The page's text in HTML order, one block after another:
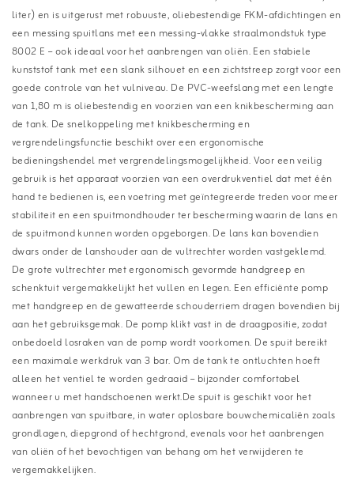
liter) en is uitgerust met robuuste, oliebestendige FKM-afdichtingen en
een messing spuitlans met een messing-vlakke straalmondstuk type
8002 E – ook ideaal voor het aanbrengen van oliën. Een stabiele
kunststof tank met een slank silhouet en een zichtstreep zorgt voor een
goede controle van het vulniveau. De PVC-weefslang met een lengte
van 1,80 m is oliebestendig en voorzien van een knikbescherming aan
de tank. De snelkoppeling met knikbescherming en
vergrendelingsfunctie beschikt over een ergonomische
bedieningshendel met vergrendelingsmogelijkheid. Voor een veilig
gebruik is het apparaat voorzien van een overdrukventiel dat met één
hand te bedienen is, een voetring met geïntegreerde treden voor meer
stabiliteit en een spuitmondhouder ter bescherming waarin de lans en
de spuitmond kunnen worden opgeborgen. De lans kan bovendien
dwars onder de lanshouder aan de vultrechter worden vastgeklemd.
De grote vultrechter met ergonomisch gevormde handgreep en
schenktuit vergemakkelijkt het vullen en legen. Een efficiënte pomp
met handgreep en de gewatteerde schouderriem dragen bovendien bij
aan het gebruiksgemak. De pomp klikt vast in de draagpositie, zodat
onbedoeld losraken van de pomp wordt voorkomen. De spuit bereikt
een maximale werkdruk van 3 bar. Om de tank te ontluchten hoeft
alleen het ventiel te worden gedraaid – bijzonder comfortabel
wanneer u met handschoenen werkt.De spuit is geschikt voor het
aanbrengen van spuitbare, in water oplosbare bouwchemicaliën zoals
grondlagen, diepgrond of hechtgrond, evenals voor het aanbrengen
van oliën of het bevochtigen van behang om het verwijderen te
vergemakkelijken.